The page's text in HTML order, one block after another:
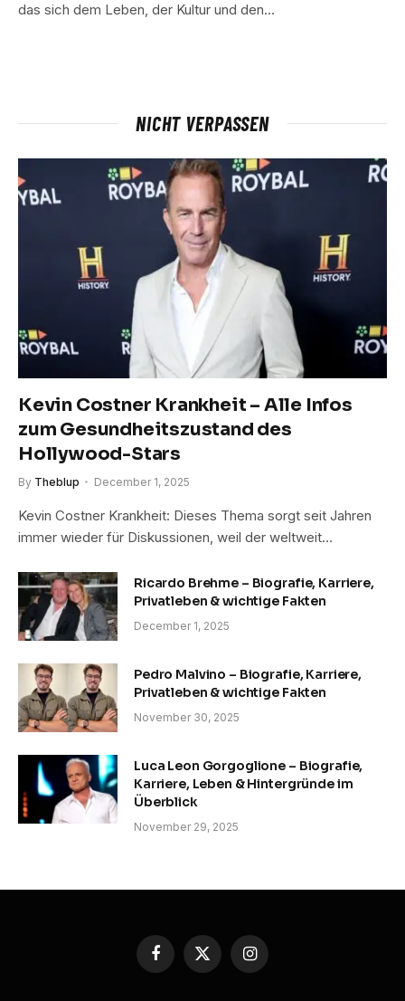
das sich dem Leben, der Kultur und den…
NICHT VERPASSEN
Kevin Costner Krankheit – Alle Infos
zum Gesundheitszustand des
Hollywood-Stars
By Theblup December 1, 2025
Kevin Costner Krankheit: Dieses Thema sorgt seit Jahren
immer wieder für Diskussionen, weil der weltweit…
Ricardo Brehme – Biografie, Karriere,
Privatleben & wichtige Fakten
December 1, 2025
Pedro Malvino – Biografie, Karriere,
Privatleben & wichtige Fakten
November 30, 2025
Luca Leon Gorgoglione – Biografie,
Karriere, Leben & Hintergründe im
Überblick
November 29, 2025
Facebook
X
(Twitter)
Instagram